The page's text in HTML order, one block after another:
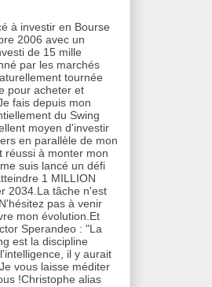
à investir en Bourse
2006 avec un
de 15 mille
par les marchés
tournée
pour acheter et
fais depuis mon
du Swing
moyen d'investir
en parallèle de mon
réussi à monter mon
suis lancé un défi
1 MILLION
2034.La tâche n'est
pas à venir
mon évolution.Et
Sperandeo : "La
est la discipline
il y aurait
vous laisse méditer
!Christophe alias